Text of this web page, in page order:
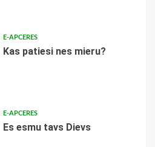
E-APCERES
​Kas patiesi nes mieru?
E-APCERES
Es esmu tavs Dievs